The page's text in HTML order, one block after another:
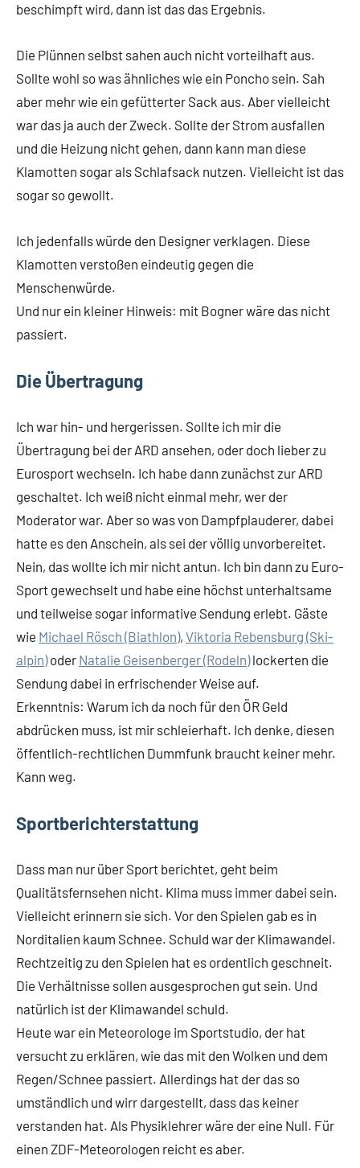
beschimpft wird, dann ist das das Ergebnis.
Die Plünnen selbst sahen auch nicht vorteilhaft aus.
Sollte wohl so was ähnliches wie ein Poncho sein. Sah
aber mehr wie ein gefütterter Sack aus. Aber vielleicht
war das ja auch der Zweck. Sollte der Strom ausfallen
und die Heizung nicht gehen, dann kann man diese
Klamotten sogar als Schlafsack nutzen. Vielleicht ist das
sogar so gewollt.
Ich jedenfalls würde den Designer verklagen. Diese
Klamotten verstoßen eindeutig gegen die
Menschenwürde.
Und nur ein kleiner Hinweis: mit Bogner wäre das nicht
passiert.
Die Übertragung
Ich war hin- und hergerissen. Sollte ich mir die
Übertragung bei der ARD ansehen, oder doch lieber zu
Eurosport wechseln. Ich habe dann zunächst zur ARD
geschaltet. Ich weiß nicht einmal mehr, wer der
Moderator war. Aber so was von Dampfplauderer, dabei
hatte es den Anschein, als sei der völlig unvorbereitet.
Nein, das wollte ich mir nicht antun. Ich bin dann zu Euro-
Sport gewechselt und habe eine höchst unterhaltsame
und teilweise sogar informative Sendung erlebt. Gäste
wie Michael Rösch (Biathlon), Viktoria Rebensburg (Ski-
alpin)oder Natalie Geisenberger (Rodeln)lockerten die
Sendung dabei in erfrischender Weise auf.
Erkenntnis: Warum ich da noch für den ÖR Geld
abdrücken muss, ist mir schleierhaft. Ich denke, diesen
öffentlich-rechtlichen Dummfunk braucht keiner mehr.
Kann weg.
Sportberichterstattung
Dass man nur über Sport berichtet, geht beim
Qualitätsfernsehen nicht. Klima muss immer dabei sein.
Vielleicht erinnern sie sich. Vor den Spielen gab es in
Norditalien kaum Schnee. Schuld war der Klimawandel.
Rechtzeitig zu den Spielen hat es ordentlich geschneit.
Die Verhältnisse sollen ausgesprochen gut sein. Und
natürlich ist der Klimawandel schuld.
Heute war ein Meteorologe im Sportstudio, der hat
versucht zu erklären, wie das mit den Wolken und dem
Regen/Schnee passiert. Allerdings hat der das so
umständlich und wirr dargestellt, dass das keiner
verstanden hat. Als Physiklehrer wäre der eine Null. Für
einen ZDF-Meteorologen reicht es aber.